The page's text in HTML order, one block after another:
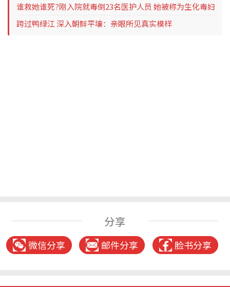
谁救她谁死?刚入院就毒倒23名医护人员 她被称为生化毒妇
跨过鸭绿江 深入朝鲜平壤：亲眼所见真实模样
分享
微信分享 邮件分享 脸书分享